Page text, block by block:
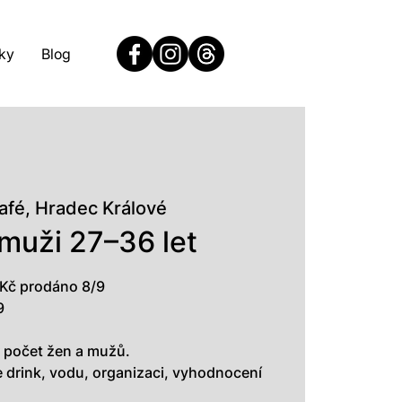
Blog
Hradec Králové
27–36 let
prodáno 8/9
žen a mužů.
drink, vodu, organizaci, vyhodnocení